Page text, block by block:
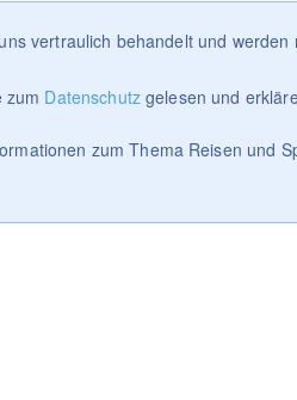
vertraulich behandelt und werden
zum Datenschutzgelesen und
zum Thema Reisen und